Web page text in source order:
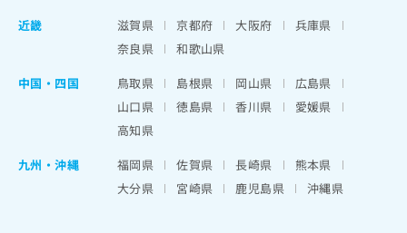
近畿
滋賀県 京都府 大阪府
兵庫県
奈良県
和歌山県
中国・四国
鳥取県 島根県 岡山県
広島県
山口県
徳島県 香川県
愛媛県
高知県
九州・沖縄
福岡県 佐賀県 長崎県
熊本県
大分県
宮崎県 鹿児島県 沖縄県